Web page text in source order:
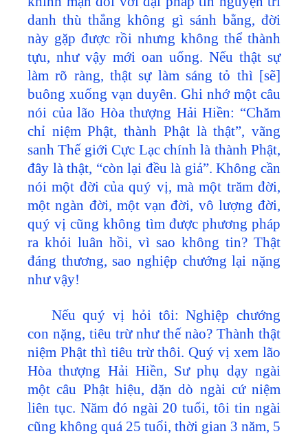
danh thù thắng không gì sánh bằng, đời
này gặp được rồi nhưng không thể thành
tựu, như vậy mới oan uổng. Nếu thật sự
làm rõ ràng, thật sự làm sáng tỏ thì [sẽ]
buông xuống vạn duyên. Ghi nhớ một câu
nói của lão Hòa thượng Hải Hiền: “Chăm
chỉ niệm Phật, thành Phật là thật”, vãng
sanh Thế giới Cực Lạc chính là thành Phật,
đây là thật, “còn lại đều là giả”. Không cần
nói một đời của quý vị, mà một trăm đời,
một ngàn đời, một vạn đời, vô lượng đời,
quý vị cũng không tìm được phương pháp
ra khỏi luân hồi, vì sao không tin? Thật
đáng thương, sao nghiệp chướng lại nặng
như vậy!
Nếu quý vị hỏi tôi: Nghiệp chướng
con nặng, tiêu trừ như thế nào? Thành thật
niệm Phật thì tiêu trừ thôi. Quý vị xem lão
Hòa thượng Hải Hiền, Sư phụ dạy ngài
một câu Phật hiệu, dặn dò ngài cứ niệm
liên tục. Năm đó ngài 20 tuổi, tôi tin ngài
cũng không quá 25 tuổi, thời gian 3 năm, 5